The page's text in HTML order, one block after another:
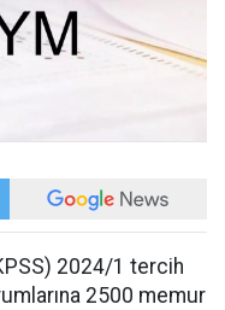
2024/1 tercih
2500 memur